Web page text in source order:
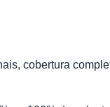
cobertura